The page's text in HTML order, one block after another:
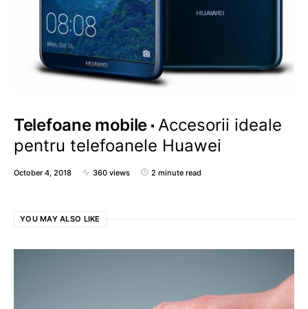
Telefoane mobile Accesorii ideale
pentru telefoanele Huawei
October 4, 2018 360 views 2 minute read
YOU MAY ALSO LIKE